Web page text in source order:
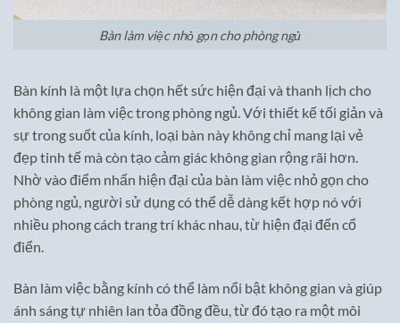
Bàn làm việc nhỏ gọn cho phòng ngủ
Bàn kính là một lựa chọn hết sức hiện đại và thanh lịch cho
không gian làm việc trong phòng ngủ. Với thiết kế tối giản và
sự trong suốt của kính, loại bàn này không chỉ mang lại vẻ
đẹp tinh tế mà còn tạo cảm giác không gian rộng rãi hơn.
Nhờ vào điểm nhấn hiện đại của bàn làm việc nhỏ gọn cho
phòng ngủ, người sử dụng có thể dễ dàng kết hợp nó với
nhiều phong cách trang trí khác nhau, từ hiện đại đến cổ
điển.
Bàn làm việc bằng kính có thể làm nổi bật không gian và giúp
ánh sáng tự nhiên lan tỏa đồng đều, từ đó tạo ra một môi